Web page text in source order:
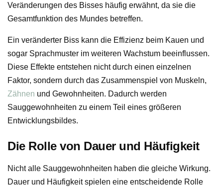
Veränderungen des Bisses häufig erwähnt, da sie die
Gesamtfunktion des Mundes betreffen.
Ein veränderter Biss kann die Effizienz beim Kauen und
sogar Sprachmuster im weiteren Wachstum beeinflussen.
Diese Effekte entstehen nicht durch einen einzelnen
Faktor, sondern durch das Zusammenspiel von Muskeln,
Zähnen und Gewohnheiten. Dadurch werden
Sauggewohnheiten zu einem Teil eines größeren
Entwicklungsbildes.
Die Rolle von Dauer und Häufigkeit
Nicht alle Sauggewohnheiten haben die gleiche Wirkung.
Dauer und Häufigkeit spielen eine entscheidende Rolle